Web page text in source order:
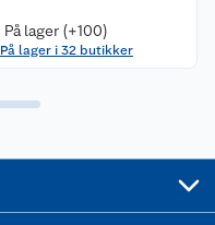
På lager (+100)
På lager i 32 butikker